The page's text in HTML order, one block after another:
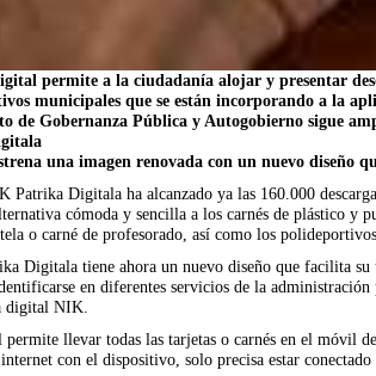
permite a la ciudadanía alojar y presentar
municipales que se están incorporando a la
de Gobernanza Pública y Autogobierno sigue
una imagen renovada con un nuevo diseño
Digitala ha alcanzado ya las 160.000
cómoda y sencilla a los carnés de plástico
o carné de profesorado, así como los
Digitala tiene ahora un nuevo diseño que facilita
en diferentes servicios de la
digital NIK.
llevar todas las tarjetas o carnés en el móvil
con el dispositivo, solo precisa estar